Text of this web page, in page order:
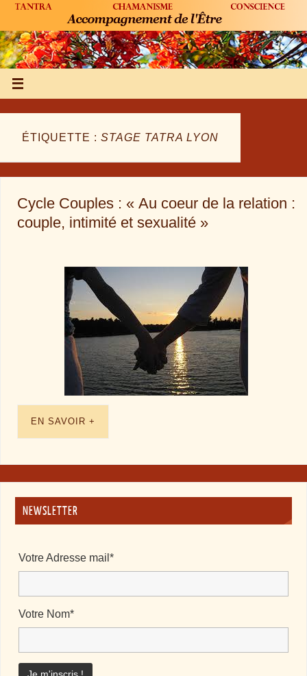
ÉTIQUETTE : STAGE TATRA LYON
Cycle Couples : « Au coeur de la relation :
couple, intimité et sexualité »
EN SAVOIR +
NEWSLETTER
Votre Adresse mail*
Votre Nom*